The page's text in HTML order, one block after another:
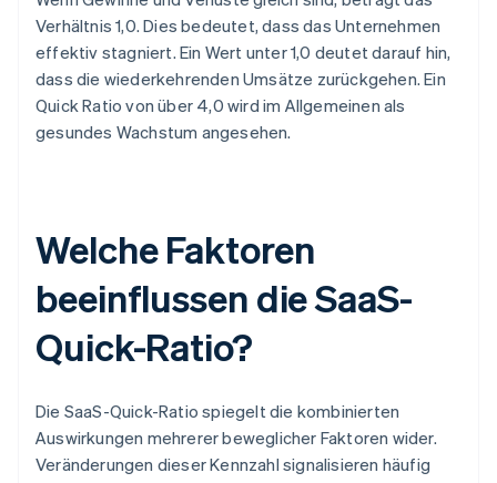
Verhältnis 1,0. Dies bedeutet, dass das Unternehmen
effektiv stagniert. Ein Wert unter 1,0 deutet darauf hin,
dass die wiederkehrenden Umsätze zurückgehen. Ein
Quick Ratio von über 4,0 wird im Allgemeinen als
gesundes Wachstum angesehen.
Welche Faktoren
beeinflussen die SaaS-
Quick-Ratio?
Die SaaS-Quick-Ratio spiegelt die kombinierten
Auswirkungen mehrerer beweglicher Faktoren wider.
Veränderungen dieser Kennzahl signalisieren häufig